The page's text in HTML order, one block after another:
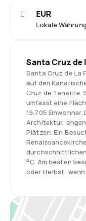
Lokale Währung
EUR
Santa Cruz de
Santa Cruz de La
auf den
Cruz de Tenerife.
umfasst eine
16.705
Architektur,
Plätzen. Ein
°C. Am besten
oder Herbst,